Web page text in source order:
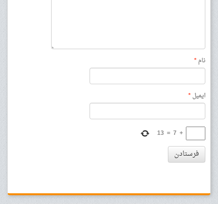
نام*
ایمیل*
+
7
=
13
فرستادن